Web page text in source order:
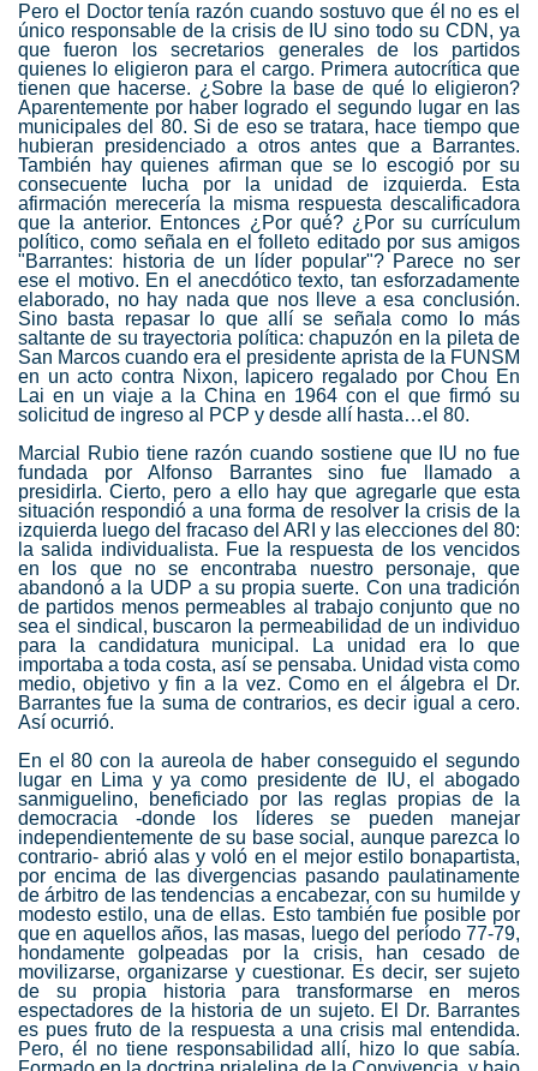
Pero el Doctor tenía razón cuando sostuvo que él no es el
único responsable de la crisis de IU sino todo su CDN, ya
que fueron los secretarios generales de los partidos
quienes lo eligieron para el cargo. Primera autocrítica que
tienen que hacerse. ¿Sobre la base de qué lo eligieron?
Aparentemente por haber logrado el segundo lugar en las
municipales del 80. Si de eso se tratara, hace tiempo que
hubieran presidenciado a otros antes que a Barrantes.
También hay quienes afirman que se lo escogió por su
consecuente lucha por la unidad de izquierda. Esta
afirmación merecería la misma respuesta descalificadora
que la anterior. Entonces ¿Por qué? ¿Por su currículum
político, como señala en el folleto editado por sus amigos
"Barrantes: historia de un líder popular"? Parece no ser
ese el motivo. En el anecdótico texto, tan esforzadamente
elaborado, no hay nada que nos lleve a esa conclusión.
Sino basta repasar lo que allí se señala como lo más
saltante de su trayectoria política: chapuzón en la pileta de
San Marcos cuando era el presidente aprista de la FUNSM
en un acto contra Nixon, lapicero regalado por Chou En
Lai en un viaje a la China en 1964 con el que firmó su
solicitud de ingreso al PCP y desde allí hasta…el 80.
Marcial Rubio tiene razón cuando sostiene que IU no fue
fundada por Alfonso Barrantes sino fue llamado a
presidirla. Cierto, pero a ello hay que agregarle que esta
situación respondió a una forma de resolver la crisis de la
izquierda luego del fracaso del ARI y las elecciones del 80:
la salida individualista. Fue la respuesta de los vencidos
en los que no se encontraba nuestro personaje, que
abandonó a la UDP a su propia suerte. Con una tradición
de partidos menos permeables al trabajo conjunto que no
sea el sindical, buscaron la permeabilidad de un individuo
para la candidatura municipal. La unidad era lo que
importaba a toda costa, así se pensaba. Unidad vista como
medio, objetivo y fin a la vez. Como en el álgebra el Dr.
Barrantes fue la suma de contrarios, es decir igual a cero.
Así ocurrió.
En el 80 con la aureola de haber conseguido el segundo
lugar en Lima y ya como presidente de IU, el abogado
sanmiguelino, beneficiado por las reglas propias de la
democracia -donde los líderes se pueden manejar
independientemente de su base social, aunque parezca lo
contrario- abrió alas y voló en el mejor estilo bonapartista,
por encima de las divergencias pasando paulatinamente
de árbitro de las tendencias a encabezar, con su humilde y
modesto estilo, una de ellas. Esto también fue posible por
que en aquellos años, las masas, luego del período 77-79,
hondamente golpeadas por la crisis, han cesado de
movilizarse, organizarse y cuestionar. Es decir, ser sujeto
de su propia historia para transformarse en meros
espectadores de la historia de un sujeto. El Dr. Barrantes
es pues fruto de la respuesta a una crisis mal entendida.
Pero, él no tiene responsabilidad allí, hizo lo que sabía.